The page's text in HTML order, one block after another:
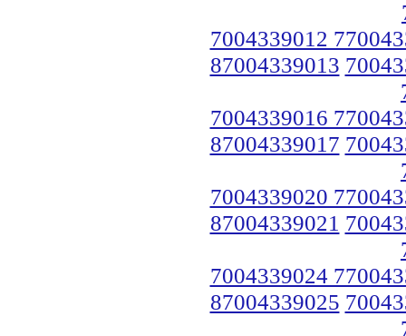
7004339012
87004339013
7004339016
87004339017
7004339020
87004339021
7004339024
87004339025